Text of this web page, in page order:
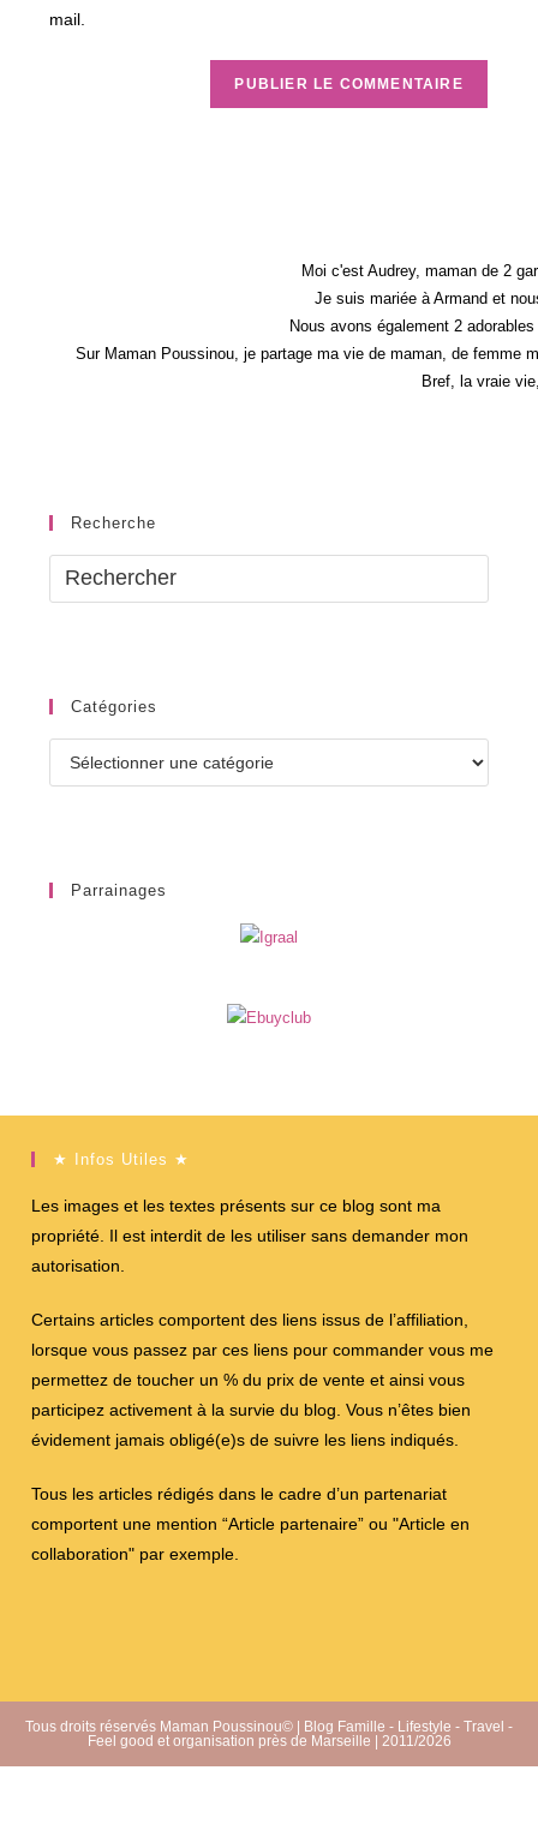
mail.
Moi c'est Audrey, maman de 2
Je suis mariée à Armand et
Nous avons également 2
Sur Maman Poussinou, je partage ma vie de maman, de femme
Bref, la vraie
Recherche
Catégories
Parrainages
★ Infos Utiles ★
Les images et les textes présents sur ce blog sont ma
propriété. Il est interdit de les utiliser sans demander mon
autorisation.
Certains articles comportent des liens issus de l’affiliation,
lorsque vous passez par ces liens pour commander vous me
permettez de toucher un % du prix de vente et ainsi vous
participez activement à la survie du blog. Vous n’êtes bien
évidement jamais obligé(e)s de suivre les liens indiqués.
Tous les articles rédigés dans le cadre d’un partenariat
comportent une mention “Article partenaire” ou "Article en
collaboration" par exemple.
Tous droits réservés Maman Poussinou© | Blog Famille - Lifestyle - Travel -
Feel good et organisation près de Marseille | 2011/2026